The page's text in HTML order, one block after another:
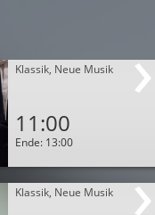
Klassik, Neue Musik
11:00
Ende: 13:00
Klassik, Neue Musik